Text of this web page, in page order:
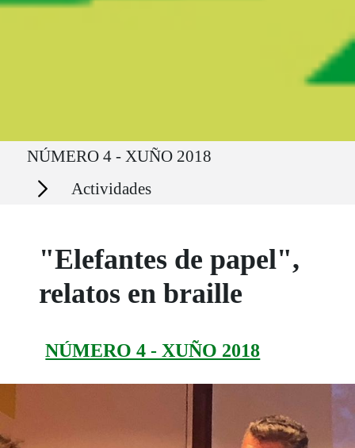
Ruta del sitio
NÚMERO 4 - XUÑO 2018
Secciones Actividades
"Elefantes de papel",
relatos en braille
NÚMERO 4 - XUÑO 2018